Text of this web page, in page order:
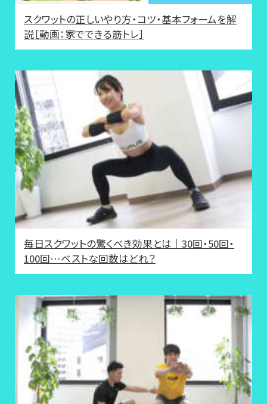
スクワットの正しいやり方・コツ・基本フォームを解
説［動画：家でできる筋トレ］
毎日スクワットの驚くべき効果とは｜30回・50回・
100回…ベストな回数はどれ？